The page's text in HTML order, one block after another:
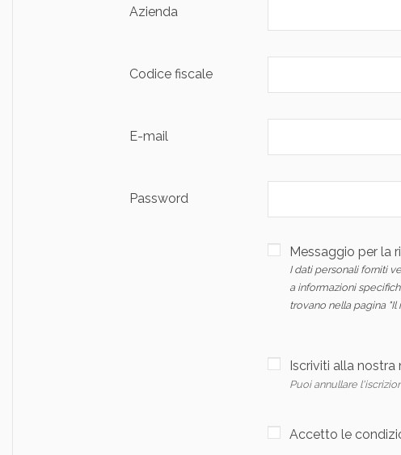
Azienda
Codice fiscale
E-mail
Password
Messaggio per la
I dati personali forniti
a informazioni
trovano nella pagina "Il
Iscriviti alla nostra
Puoi annullare
Accetto le